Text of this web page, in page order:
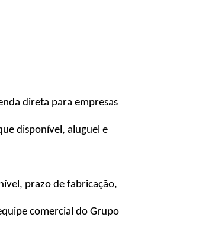
direta para empresas
disponível, aluguel e
prazo de fabricação,
comercial do Grupo